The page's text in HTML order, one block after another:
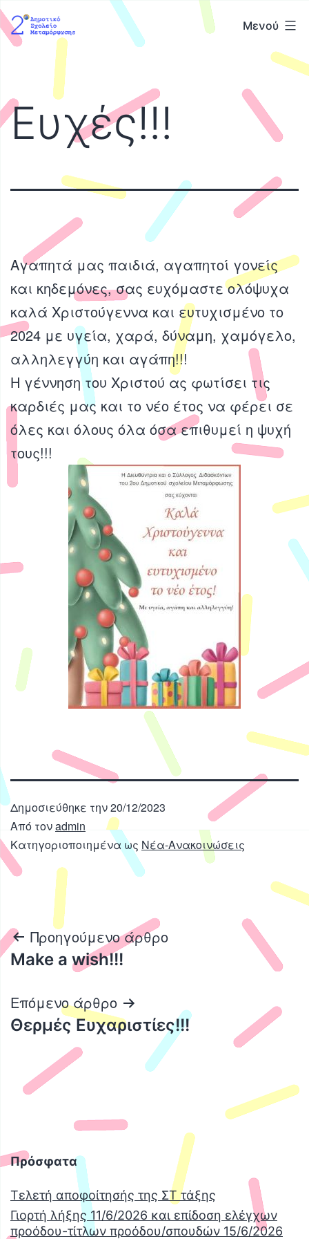
Μετάβαση
σε
περιεχόμενο
2ο
Δημοτικό
Σχολείο
Μεταμόρφωσης
Μενού
Ευχές!!!
Αγαπητά μας παιδιά, αγαπητοί γονείς
και κηδεμόνες, σας ευχόμαστε ολόψυχα
καλά Χριστούγεννα και ευτυχισμένο το
2024 με υγεία, χαρά, δύναμη, χαμόγελο,
αλληλεγγύη και αγάπη!!!
Η γέννηση του Χριστού ας φωτίσει τις
καρδιές μας και το νέο έτος να φέρει σε
όλες και όλους όλα όσα επιθυμεί η ψυχή
τους!!!
Δημοσιεύθηκε την20/12/2023
Από τονadmin
Κατηγοριοποιημένα ως Νέα-Ανακοινώσεις
Πλοήγηση
άρθρων
Προηγούμενο άρθρο
Make a wish!!!
Επόμενο άρθρο
Θερμές Ευχαριστίες!!!
Πρόσφατα
Τελετή αποφοίτησής της ΣΤ τάξης
Γιορτή λήξης 11/6/2026 και επίδοση ελέγχων
προόδου-τίτλων προόδου/σπουδών 15/6/2026